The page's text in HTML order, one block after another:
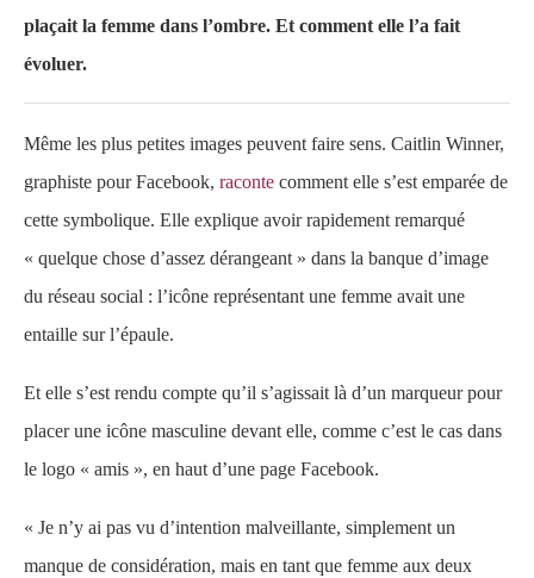
plaçait la femme dans l’ombre. Et comment elle l’a fait
évoluer.
Même les plus petites images peuvent faire sens. Caitlin Winner,
graphiste pour Facebook, raconte comment elle s’est emparée de
cette symbolique. Elle explique avoir rapidement remarqué
« quelque chose d’assez dérangeant » dans la banque d’image
du réseau social : l’icône représentant une femme avait une
entaille sur l’épaule.
Et elle s’est rendu compte qu’il s’agissait là d’un marqueur pour
placer une icône masculine devant elle, comme c’est le cas dans
le logo « amis », en haut d’une page Facebook.
« Je n’y ai pas vu d’intention malveillante, simplement un
manque de considération, mais en tant que femme aux deux